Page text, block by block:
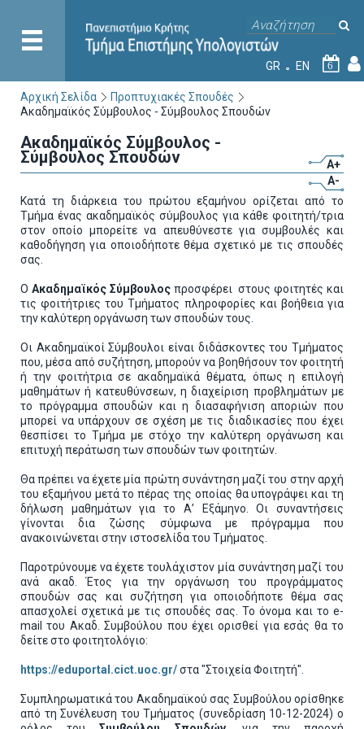
GR EN 6
Αρχική Σελίδα
Προπτυχιακές Σπουδές
Ακαδημαϊκός Σύμβουλος - Σύμβουλος Σπουδών
Ακαδημαϊκός Σύμβουλος -
Σύμβουλος Σπουδών
A+
A-
Κατά τη διάρκεια του πρώτου εξαμήνου ορίζεται από το
Τμήμα ένας ακαδημαϊκός σύμβουλος για κάθε φοιτητή/τρια
στον οποίο μπορείτε να απευθύνεστε για συμβουλές και
καθοδήγηση για οποιοδήποτε θέμα σχετικό με τις σπουδές
σας.
Ο Ακαδημαϊκός Σύμβουλοςπροσφέρει στους φοιτητές και
τις φοιτήτριες του Τμήματος πληροφορίες και βοήθεια για
την καλύτερη οργάνωση των σπουδών τους.
Οι Ακαδημαϊκοί Σύμβουλοι είναι διδάσκοντες του Τμήματος
που, μέσα από συζήτηση, μπορούν να βοηθήσουν τον φοιτητή
ή την φοιτήτρια σε ακαδημαϊκά θέματα, όπως η επιλογή
μαθημάτων ή κατευθύνσεων, η διαχείριση προβλημάτων με
το πρόγραμμα σπουδών και η διασαφήνιση αποριών που
μπορεί να υπάρχουν σε σχέση με τις διαδικασίες που έχει
θεσπίσει το Τμήμα με στόχο την καλύτερη οργάνωση και
επιτυχή περάτωση των σπουδών των φοιτητών.
Θα πρέπει να έχετε μία πρώτη συνάντηση μαζί του στην αρχή
του εξαμήνου μετά το πέρας της οποίας θα υπογράψει και τη
δήλωση μαθημάτων για το Α’ Εξάμηνο. Οι συναντήσεις
γίνονται δια ζώσης σύμφωνα με πρόγραμμα που
ανακοινώνεται στην ιστοσελίδα του Τμήματος.
Παροτρύνουμε να έχετε τουλάχιστον μία συνάντηση μαζί του
ανά ακαδ. Έτος για την οργάνωση του προγράμματος
σπουδών σας και συζήτηση για οποιοδήποτε θέμα σας
απασχολεί σχετικά με τις σπουδές σας. Το όνομα και το e-
mail του Ακαδ. Συμβούλου που έχει ορισθεί για εσάς θα το
δείτε στο φοιτητολόγιο:
https://eduportal.cict.uoc.gr/στα "Στοιχεία Φοιτητή".
Συμπληρωματικά του Ακαδημαϊκού σας Συμβούλου ορίσθηκε
από τη Συνέλευση του Τμήματος (συνεδρίαση 10-12-2024) ο